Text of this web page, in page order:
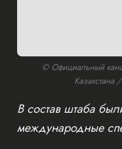
© Официальный
Казахстана
В состав штаба
международные